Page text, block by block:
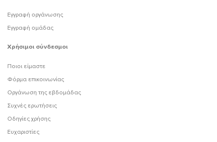
Εγγραφή οργάνωσης
Εγγραφή ομάδας
Χρήσιμοι σύνδεσμοι
Ποιοι είμαστε
Φόρμα επικοινωνίας
Οργάνωση της εβδομάδας
Συχνές ερωτήσεις
Οδηγίες χρήσης
Ευχαριστίες